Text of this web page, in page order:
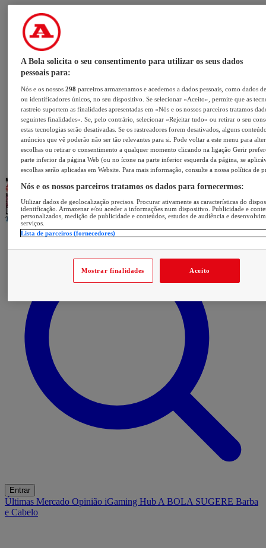
Entrar
Últimas Mercado Opinião iGaming Hub A BOLA SUGERE Barba
e Cabelo
A Bola solicita o seu consentimento para utilizar os seus dados
pessoais para:
Nós e os nossos298 parceiros armazenamos e acedemos a dados pessoais, como dados
ou identificadores únicos, no seu dispositivo. Se selecionar «Aceito», permite que as
rastreio suportem as finalidades apresentadas em «Nós e os nossos parceiros tratamos
seguintes finalidades». Se, pelo contrário, selecionar «Rejeitar tudo» ou retirar o seu
estas tecnologias serão desativadas. Se os rastreadores forem desativados, alguns
anúncios que vê poderão não ser tão relevantes para si. Pode voltar a este menu para
escolhas ou retirar o consentimento a qualquer momento clicando na ligação Gerir
parte inferior da página Web (ou no ícone na parte inferior esquerda da página, se
escolhas serão aplicadas em Website. Para mais informação, consulte a nossa política de
Nós e os nossos parceiros tratamos os dados para fornecermos:
Utilizar dados de geolocalização precisos. Procurar ativamente as características do
identificação. Armazenar e/ou aceder a informações num dispositivo. Publicidade e
personalizados, medição de publicidade e conteúdos, estudos de audiência e
serviços.
Lista de parceiros (fornecedores)
Mostrar finalidades Aceito